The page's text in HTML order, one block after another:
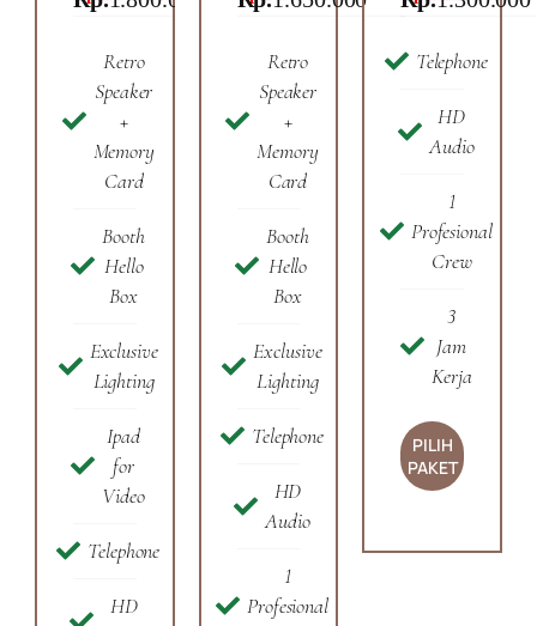
Retro
Speaker
+
Memory
Card
Booth
Hello
Box
Exclusive
Lighting
Ipad
for
Video
Telephone
HD
Retro
Speaker
+
Memory
Card
Booth
Hello
Box
Exclusive
Lighting
Telephone
HD
Audio
1
Profesional
Telephone
HD
Audio
1
Profesional
Crew
3
Jam
Kerja
PILIH
PAKET